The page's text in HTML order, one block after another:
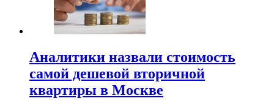
Аналитики назвали стоимость
самой дешевой вторичной
квартиры в Москве